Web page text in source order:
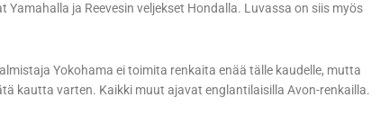
ja Reevesin veljekset Hondalla. Luvassa on siis myös
Yokohama ei toimita renkaita enää tälle kaudelle, mutta
kautta varten. Kaikki muut ajavat englantilaisilla Avon-renkailla.